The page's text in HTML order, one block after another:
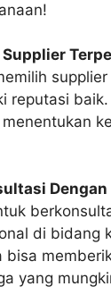
Supplier
reputasi
di bidang
bisa
yang